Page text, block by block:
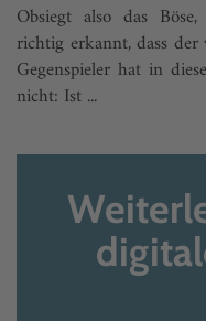
Obsiegt also das
richtig erkannt, dass
Gegenspieler hat in
nicht: Ist ...